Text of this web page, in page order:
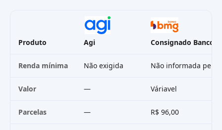
Produto Agi Consignado Banco
Renda mínima Não exigida Não informada pelo
Valor — Váriavel
Parcelas — R$ 96,00